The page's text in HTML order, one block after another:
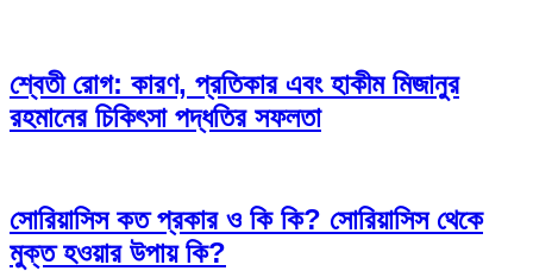
শ্বেতী রোগ: কারণ, প্রতিকার এবং হাকীম মিজানুর
রহমানের চিকিৎসা পদ্ধতির সফলতা
সোরিয়াসিস কত প্রকার ও কি কি? সোরিয়াসিস থেকে
মুক্ত হওয়ার উপায় কি?